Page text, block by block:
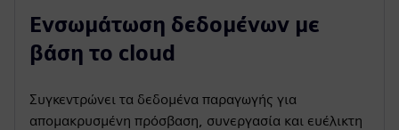
Ενσωμάτωση δεδομένων με
βάση το cloud
Συγκεντρώνει τα δεδομένα παραγωγής για
απομακρυσμένη πρόσβαση, συνεργασία και ευέλικτη